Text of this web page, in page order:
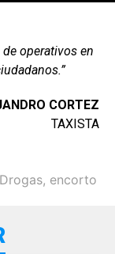
operativos en
CORTEZ
TAXISTA
Drogas, encorto